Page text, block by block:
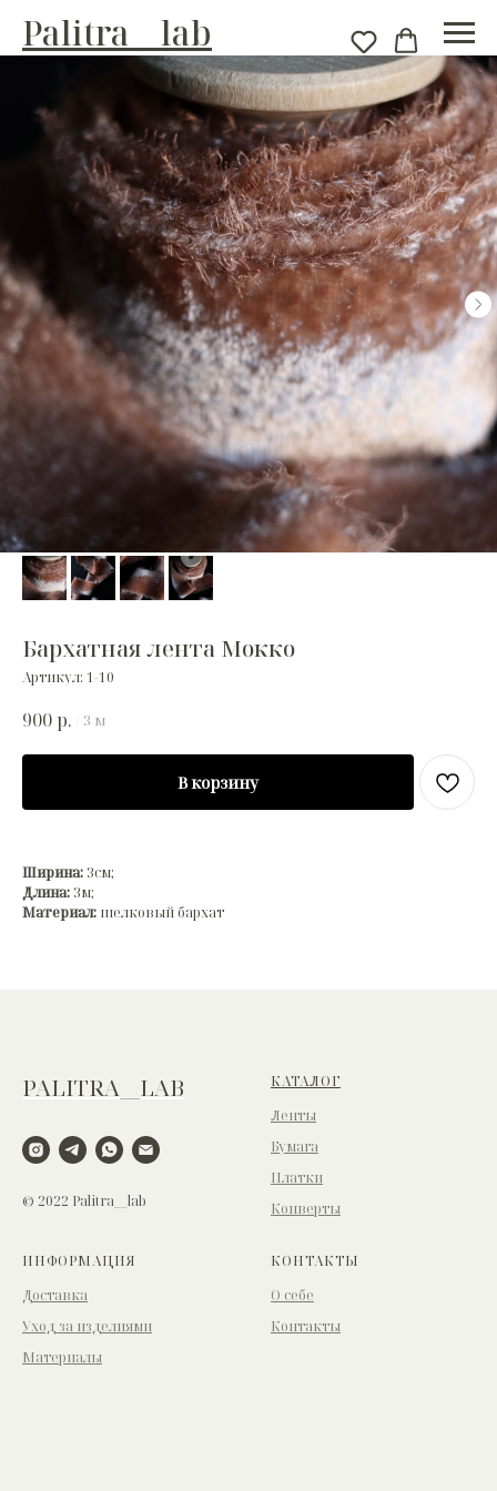
Palitra__lab
Бархатная лента Мокко
Артикул: 1-10
900 р. 3 м
В корзину
Ширина: 3см;
Длина: 3м;
Материал: шелковый бархат
PALITRA__LAB
© 2022 Palitra__lab
КАТАЛОГ
Ленты
Бумага
Платки
Конверты
ИНФОРМАЦИЯ
Доставка
Уход за изделиями
Материалы
КОНТАКТЫ
О себе
Контакты